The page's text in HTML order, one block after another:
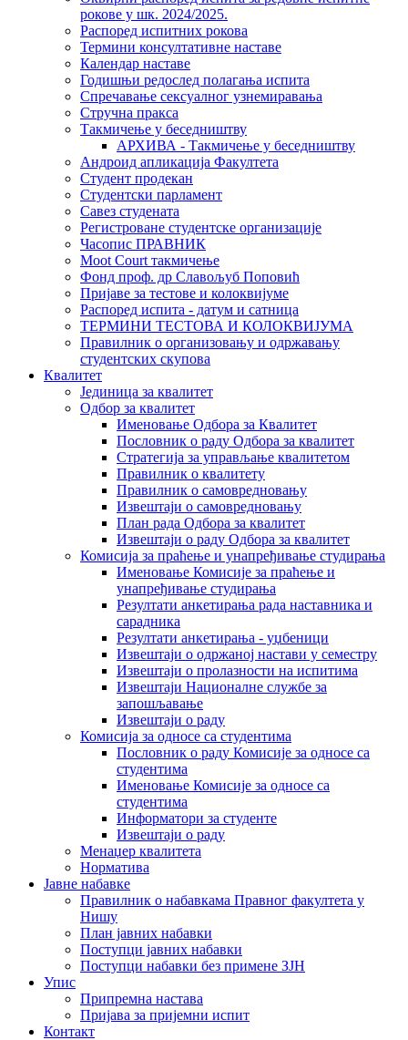
рокове у шк. 2024/2025.
Распоред испитних рокова
Термини консултативне наставе
Календар наставе
Годишњи редослед полагања испита
Спречавање сексуалног узнемиравања
Стручна пракса
Такмичење у беседништву
АРХИВА - Такмичење у беседништву
Андроид апликација Факултета
Студент продекан
Студентски парламент
Савез студената
Регистроване студентске организације
Часопис ПРАВНИК
Moot Court такмичење
Фонд проф. др Славољуб Поповић
Пријаве за тестове и колоквијуме
Распоред испита - датум и сатница
ТЕРМИНИ ТЕСТОВА И КОЛОКВИЈУМА
Правилник о организовању и одржавању
студентских скупова
Квалитет
Јединица за квалитет
Одбор за квалитет
Именовање Одбора за Квалитет
Пословник о раду Одбора за квалитет
Стратегија за управљање квалитетом
Правилник о квалитету
Правилник о самовредновању
Извештаји о самовредновању
План рада Одбора за квалитет
Извештаји о раду Одбора за квалитет
Комисија за праћење и унапређивање студирања
Именовање Комисије за праћење и
унапређивање студирања
Резултати анкетирања рада наставника и
сарадника
Резултати анкетирања - уџбеници
Извештаји о одржаној настави у семестру
Извештаји о пролазности на испитима
Извештаји Националне службе за
запошљавање
Извештаји о раду
Комисија за односе са студентима
Пословник о раду Комисије за односе са
студентима
Именовање Комисије за односе са
студентима
Информатори за студенте
Извештаји о раду
Менаџер квалитета
Норматива
Јавне набавке
Правилник о набавкама Правног факултета у
Нишу
План јавних набавки
Поступци јавних набавки
Поступци набавки без примене ЗЈН
Упис
Припремна настава
Пријава за пријемни испит
Контакт